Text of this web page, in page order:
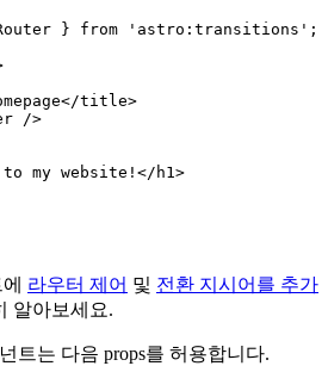
} from ' astro:transitions ' ;
</title>
/>
to my website!</ h1 >
라우터 제어 및 전환 지시어를 추가
알아보세요.
트는 다음 props를 허용합니다.